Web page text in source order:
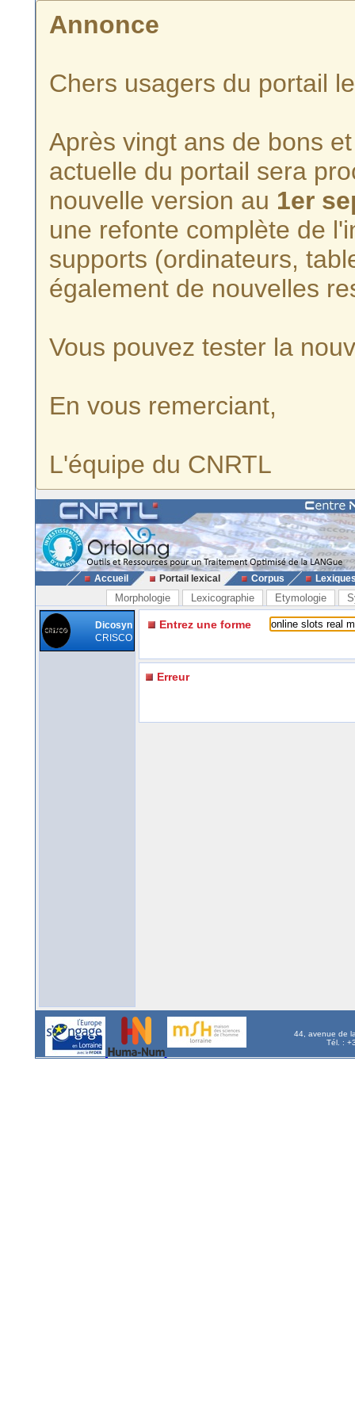
Annonce
Chers usagers du portail
Après vingt ans de bons
actuelle du portail sera
nouvelle version au 1er
une refonte complète de
supports (ordinateurs,
également de nouvelles
Vous pouvez tester la
En vous remerciant,
L'équipe du CNRTL
Accueil Portail lexical Corpus
Morphologie Lexicographie Etymologie
Dicosyn
CRISCO
Entrez une forme
Erreur
44, avenue de
Tél. :